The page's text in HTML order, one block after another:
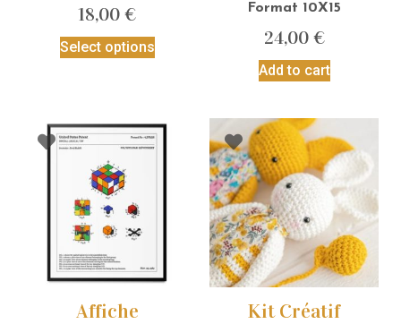
18,00 €
Select options
Format 10X15
24,00 €
Add to cart
Affiche Kit Créatif